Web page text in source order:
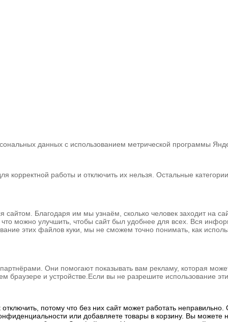
данных с использованием метрической программы
корректной работы и отключить их нельзя. Остальные
Благодаря им мы узнаём, сколько человек заходит на
можно улучшить, чтобы сайт был удобнее для всех. Вся
этих файлов куки, мы не сможем точно понимать, как
Они помогают показывать вам рекламу, которая
и устройстве.Если вы не разрешите использование
потому что без них сайт может работать
или добавляете товары в корзину. Вы можете